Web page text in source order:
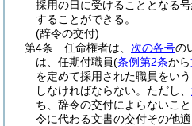
採用の日に受けることとなる
することができる。
(辞令の交付)
第4条
任命権者は、 次の各号の
は、任期付職員(条例第2条から
を定めて採用された職員をい
しなければならない。 ただし、
ち、辞令の交付によらないこ
令に代わる文書の交付その他